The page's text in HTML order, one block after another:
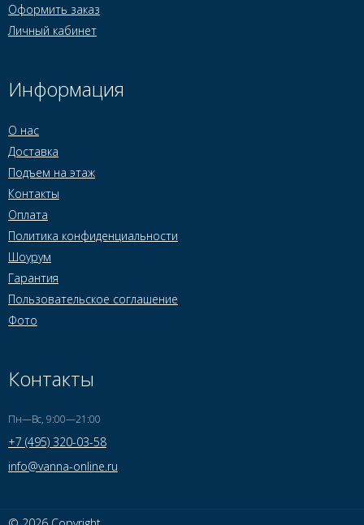
Оформить заказ
Личный кабинет
Информация
О нас
Доставка
Подъем на этаж
Контакты
Оплата
Политика конфиденциальности
Шоурум
Гарантия
Пользовательское соглашение
Фото
Контакты
Пн—Вс, 9:00—21:00
+7 (495) 320-03-58
info@vanna-online.ru